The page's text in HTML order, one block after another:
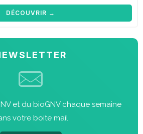
DÉCOUVRIR →
et du bioGNV chaque semaine
votre boite mail